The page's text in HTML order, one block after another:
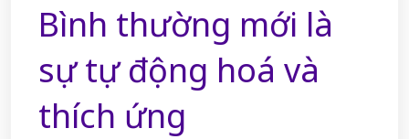
Bình thường mới là
sự tự động hoá và
thích ứng